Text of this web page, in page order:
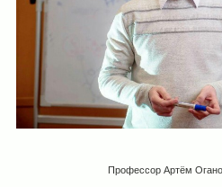
Профессор Артём